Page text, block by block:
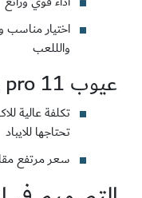
اختيار مناسب
والللعب
عيوب ipad pro 11
تكلفة عالية
تحتاجها للايباد
سعر مرتفع